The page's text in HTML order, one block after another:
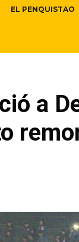
EL PENQUISTAO
a